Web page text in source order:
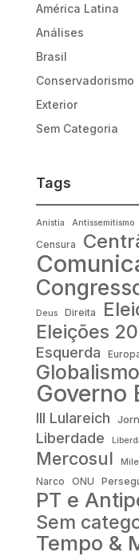
América Latina
Análises
Brasil
Conservadorismo
Exterior
Sem Categoria
Tags
Anistia Antissemitismo
Censura
Deus Direita
Eleições
Esquerda
Globalismo
Governo
III Lulareich
Liberdade
Mercosul
Narco ONU
PT e
Sem
Tempo &